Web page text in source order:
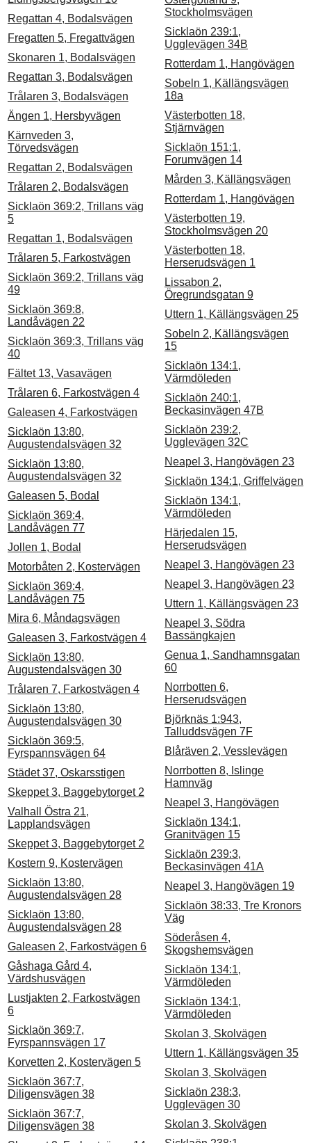
Regattan 4, Bodalsvägen
Fregatten 5, Fregattvägen
Skonaren 1, Bodalsvägen
Regattan 3, Bodalsvägen
Trålaren 3, Bodalsvägen
Ängen 1, Hersbyvägen
Kärnveden 3,
Törvedsvägen
Regattan 2, Bodalsvägen
Trålaren 2, Bodalsvägen
Sicklaön 369:2, Trillans väg
5
Regattan 1, Bodalsvägen
Trålaren 5, Farkostvägen
Sicklaön 369:2, Trillans väg
49
Sicklaön 369:8,
Landåvägen 22
Sicklaön 369:3, Trillans väg
40
Fältet 13, Vasavägen
Trålaren 6, Farkostvägen 4
Galeasen 4, Farkostvägen
Sicklaön 13:80,
Augustendalsvägen 32
Sicklaön 13:80,
Augustendalsvägen 32
Galeasen 5, Bodal
Sicklaön 369:4,
Landåvägen 77
Jollen 1, Bodal
Motorbåten 2, Kostervägen
Sicklaön 369:4,
Landåvägen 75
Mira 6, Måndagsvägen
Galeasen 3, Farkostvägen 4
Sicklaön 13:80,
Augustendalsvägen 30
Trålaren 7, Farkostvägen 4
Sicklaön 13:80,
Augustendalsvägen 30
Sicklaön 369:5,
Fyrspannsvägen 64
Städet 37, Oskarsstigen
Skeppet 3, Baggebytorget 2
Valhall Östra 21,
Lapplandsvägen
Skeppet 3, Baggebytorget 2
Kostern 9, Kostervägen
Sicklaön 13:80,
Augustendalsvägen 28
Sicklaön 13:80,
Augustendalsvägen 28
Galeasen 2, Farkostvägen 6
Gåshaga Gård 4,
Värdshusvägen
Lustjakten 2, Farkostvägen
6
Sicklaön 369:7,
Fyrspannsvägen 17
Korvetten 2, Kostervägen 5
Sicklaön 367:7,
Diligensvägen 38
Sicklaön 367:7,
Diligensvägen 38
Stockholmsvägen
Sicklaön 239:1,
Ugglevägen 34B
Rotterdam 1, Hangövägen
Sobeln 1, Källängsvägen
18a
Västerbotten 18,
Stjärnvägen
Sicklaön 151:1,
Forumvägen 14
Mården 3, Källängsvägen
Rotterdam 1, Hangövägen
Västerbotten 19,
Stockholmsvägen 20
Västerbotten 18,
Herserudsvägen 1
Lissabon 2,
Öregrundsgatan 9
Uttern 1, Källängsvägen 25
Sobeln 2, Källängsvägen
15
Sicklaön 134:1,
Värmdöleden
Sicklaön 240:1,
Beckasinvägen 47B
Sicklaön 239:2,
Ugglevägen 32C
Neapel 3, Hangövägen 23
Sicklaön 134:1, Griffelvägen
Sicklaön 134:1,
Värmdöleden
Härjedalen 15,
Herserudsvägen
Neapel 3, Hangövägen 23
Neapel 3, Hangövägen 23
Uttern 1, Källängsvägen 23
Neapel 3, Södra
Bassängkajen
Genua 1, Sandhamnsgatan
60
Norrbotten 6,
Herserudsvägen
Björknäs 1:943,
Talluddsvägen 7F
Blåräven 2, Vesslevägen
Norrbotten 8, Islinge
Hamnväg
Neapel 3, Hangövägen
Sicklaön 134:1,
Granitvägen 15
Sicklaön 239:3,
Beckasinvägen 41A
Neapel 3, Hangövägen 19
Sicklaön 38:33, Tre Kronors
Väg
Söderåsen 4,
Skogshemsvägen
Sicklaön 134:1,
Värmdöleden
Sicklaön 134:1,
Värmdöleden
Skolan 3, Skolvägen
Uttern 1, Källängsvägen 35
Skolan 3, Skolvägen
Sicklaön 238:3,
Ugglevägen 30
Skolan 3, Skolvägen